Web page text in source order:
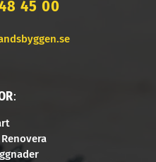
45 00
: